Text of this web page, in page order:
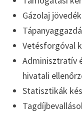
Gázolaj
Vetésforgóval
Adminisztratív
hivatali
Statisztikák